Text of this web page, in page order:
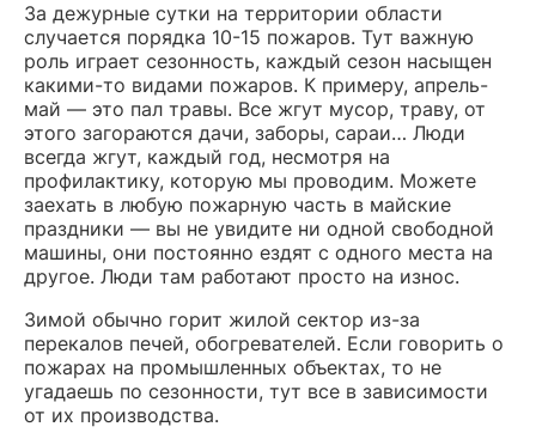
За дежурные сутки на территории области
случается порядка 10-15 пожаров. Тут важную
роль играет сезонность, каждый сезон насыщен
какими-то видами пожаров. К примеру, апрель-
май — это пал травы. Все жгут мусор, траву, от
этого загораются дачи, заборы, сараи… Люди
всегда жгут, каждый год, несмотря на
профилактику, которую мы проводим. Можете
заехать в любую пожарную часть в майские
праздники — вы не увидите ни одной свободной
машины, они постоянно ездят с одного места на
другое. Люди там работают просто на износ.
Зимой обычно горит жилой сектор из-за
перекалов печей, обогревателей. Если говорить о
пожарах на промышленных объектах, то не
угадаешь по сезонности, тут все в зависимости
от их производства.